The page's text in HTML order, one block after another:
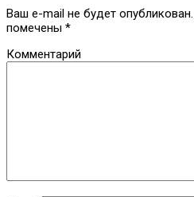
Ваш e-mail не будет опубликован.
помечены *
Комментарий